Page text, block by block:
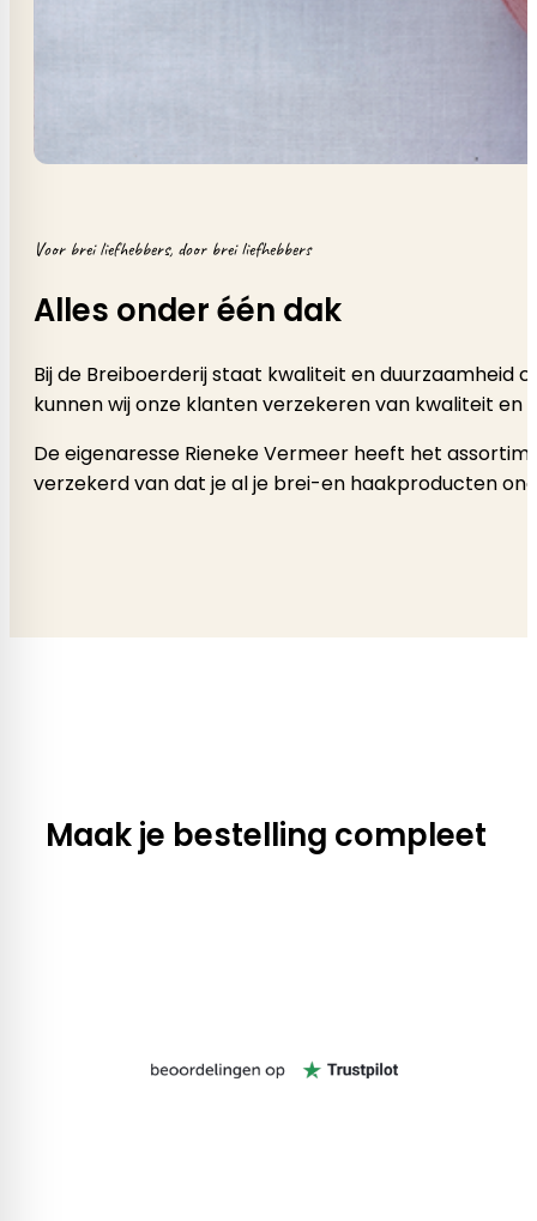
Voor brei liefhebbers, door brei liefhebbers
Alles onder één dak
Bij de Breiboerderij staat kwaliteit en duurzaamheid
kunnen wij onze klanten verzekeren van kwaliteit en
De eigenaresse Rieneke Vermeer heeft het
verzekerd van dat je al je brei-en haakproducten
Maak je bestelling compleet